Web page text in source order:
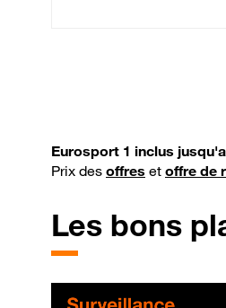
Eurosport 1 inclus
Prix des offres et offre de
Les bons